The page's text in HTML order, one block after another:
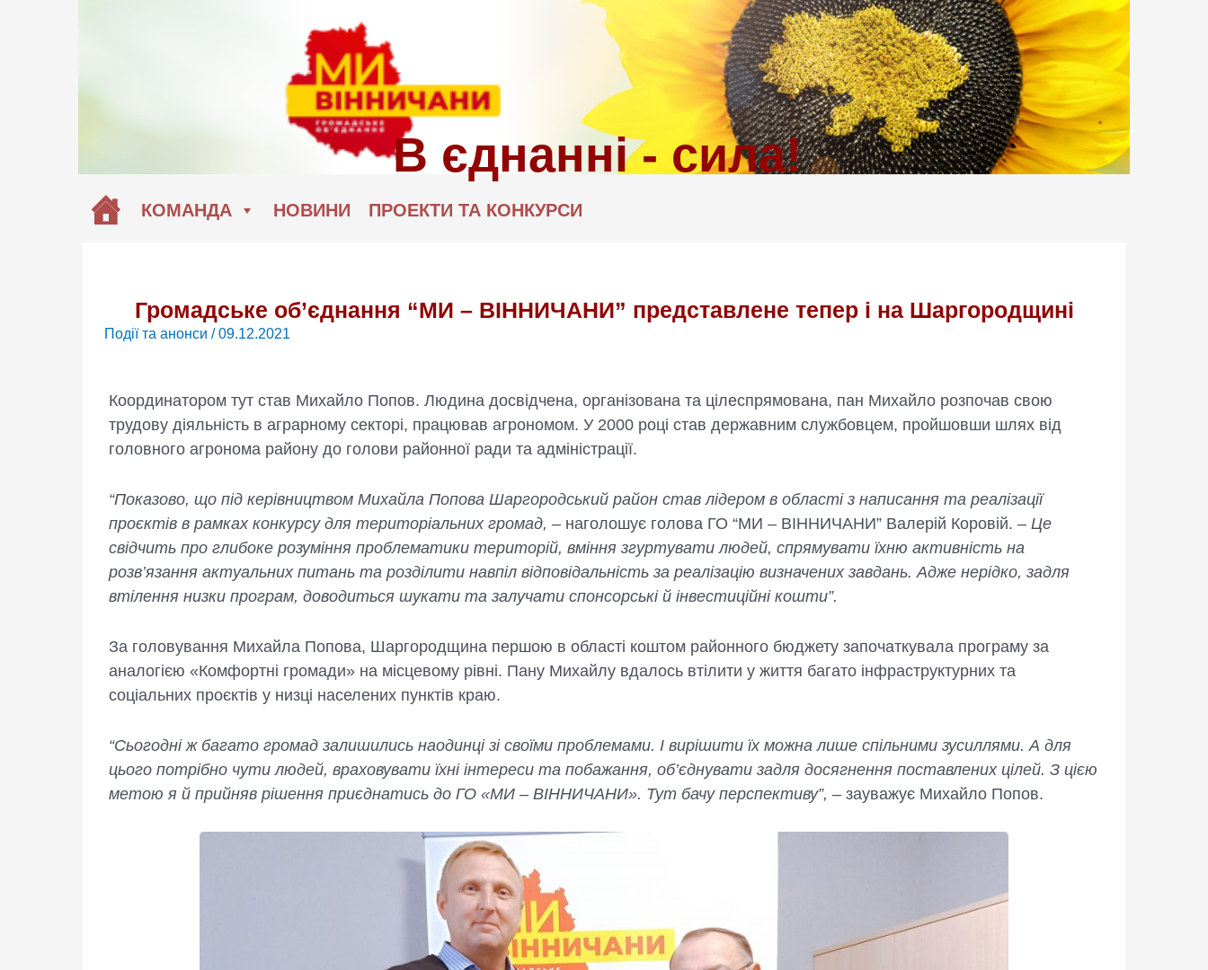
КОМАНДА НОВИНИ ПРОЕКТИ ТА КОНКУРСИ
Громадське об’єднання “МИ – ВІННИЧАНИ” представлене тепер і на Шаргородщині
Події та анонси /09.12.2021
Координатором тут став Михайло Попов. Людина досвідчена, організована та цілеспрямована, пан Михайло розпочав свою
трудову діяльність в аграрному секторі, працював агрономом. У 2000 році став державним службовцем, пройшовши шлях від
головного агронома району до голови районної ради та адміністрації.
“Показово, що під керівництвом Михайла Попова Шаргородський район став лідером в області з написання та реалізації
проєктів в рамках конкурсу для територіальних громад, – наголошує голова ГО “МИ – ВІННИЧАНИ” Валерій Коровій. – Це
свідчить про глибоке розуміння проблематики територій, вміння згуртувати людей, спрямувати їхню активність на
розв’язання актуальних питань та розділити навпіл відповідальність за реалізацію визначених завдань. Адже нерідко, задля
втілення низки програм, доводиться шукати та залучати спонсорські й інвестиційні кошти”.
За головування Михайла Попова, Шаргородщина першою в області коштом районного бюджету започаткувала програму за
аналогією «Комфортні громади» на місцевому рівні. Пану Михайлу вдалось втілити у життя багато інфраструктурних та
соціальних проєктів у низці населених пунктів краю.
“Сьогодні ж багато громад залишились наодинці зі своїми проблемами. І вирішити їх можна лише спільними зусиллями. А для
цього потрібно чути людей, враховувати їхні інтереси та побажання, об’єднувати задля досягнення поставлених цілей. З цією
метою я й прийняв рішення приєднатись до ГО «МИ – ВІННИЧАНИ». Тут бачу перспективу”, – зауважує Михайло Попов.